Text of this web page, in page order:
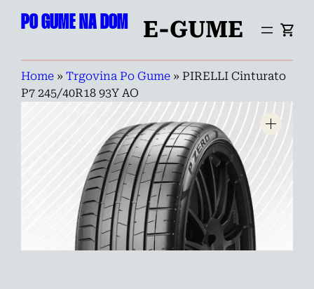
PO GUME NA DOM E-GUME
Home » Trgovina Po Gume » PIRELLI Cinturato
P7 245/40R18 93Y AO